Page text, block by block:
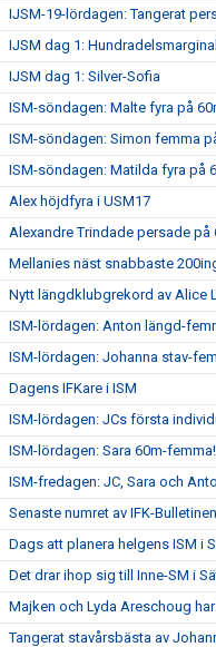
IJSM-19-lördagen: Tangerat
IJSM dag 1:
IJSM dag 1: Silver-Sofia
ISM-söndagen: Malte fyra på
ISM-söndagen: Simon femma
ISM-söndagen: Matilda fyra på
Alex höjdfyra i USM17
Alexandre Trindade persade på
Mellanies näst snabbaste
Nytt längdklubgrekord av Alice
ISM-lördagen: Anton längd-
ISM-lördagen: Johanna stav-
Dagens IFKare i ISM
ISM-lördagen: JCs första
ISM-lördagen: Sara 60m-femma!
ISM-fredagen: JC, Sara och
Senaste numret av IFK-Bulletinen
Dags att planera helgens ISM i
Det drar ihop sig till Inne-SM i
Majken och Lyda Areschoug
Tangerat stavårsbästa av